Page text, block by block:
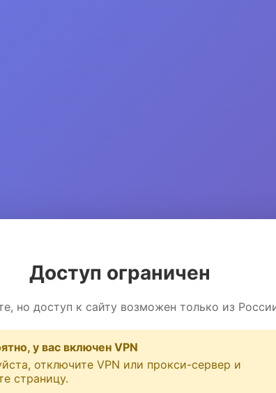
Доступ ограничен
но доступ к сайту возможен только из
у вас включен VPN
отключите VPN или прокси-сервер и
страницу.